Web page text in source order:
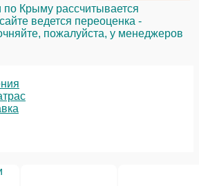
по Крыму рассчитывается
ведется переоценка -
пожалуйста, у менеджеров